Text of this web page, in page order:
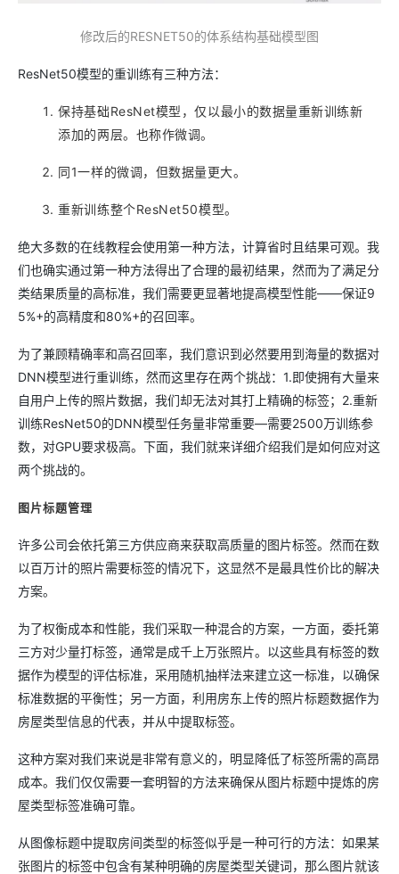
修改后的RESNET50的体系结构基础模型图
ResNet50模型的重训练有三种方法：
保持基础ResNet模型，仅以最小的数据量重新训练新
添加的两层。也称作微调。
同1一样的微调，但数据量更大。
重新训练整个ResNet50模型。
绝大多数的在线教程会使用第一种方法，计算省时且结果可观。我
们也确实通过第一种方法得出了合理的最初结果，然而为了满足分
类结果质量的高标准，我们需要更显著地提高模型性能——保证9
5%+的高精度和80%+的召回率。
为了兼顾精确率和高召回率，我们意识到必然要用到海量的数据对
DNN模型进行重训练，然而这里存在两个挑战：1.即使拥有大量来
自用户上传的照片数据，我们却无法对其打上精确的标签；2.重新
训练ResNet50的DNN模型任务量非常重要—需要2500万训练参
数，对GPU要求极高。下面，我们就来详细介绍我们是如何应对这
两个挑战的。
图片标题管理
许多公司会依托第三方供应商来获取高质量的图片标签。然而在数
以百万计的照片需要标签的情况下，这显然不是最具性价比的解决
方案。
为了权衡成本和性能，我们采取一种混合的方案，一方面，委托第
三方对少量打标签，通常是成千上万张照片。以这些具有标签的数
据作为模型的评估标准，采用随机抽样法来建立这一标准，以确保
标准数据的平衡性；另一方面，利用房东上传的照片标题数据作为
房屋类型信息的代表，并从中提取标签。
这种方案对我们来说是非常有意义的，明显降低了标签所需的高昂
成本。我们仅仅需要一套明智的方法来确保从图片标题中提炼的房
屋类型标签准确可靠。
从图像标题中提取房间类型的标签似乎是一种可行的方法：如果某
张图片的标签中包含有某种明确的房屋类型关键词，那么图片就该